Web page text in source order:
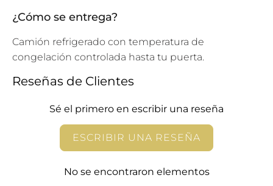
¿Cómo se entrega?
Camión refrigerado con temperatura de
congelación controlada hasta tu puerta.
Reseñas de Clientes
Sé el primero en escribir una reseña
ESCRIBIR UNA RESEÑA
No se encontraron elementos